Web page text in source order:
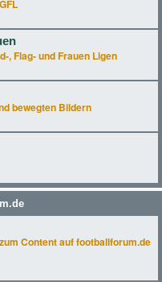
, Flag- und Frauen Ligen
bewegten Bildern
Content auf footballforum.de